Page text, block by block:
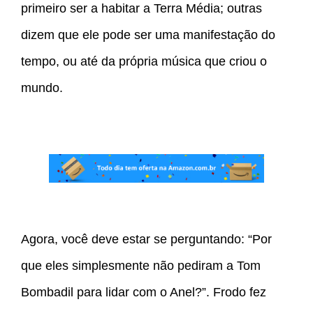
primeiro ser a habitar a Terra Média; outras
dizem que ele pode ser uma manifestação do
tempo, ou até da própria música que criou o
mundo.
Agora, você deve estar se perguntando: “Por
que eles simplesmente não pediram a Tom
Bombadil para lidar com o Anel?”. Frodo fez